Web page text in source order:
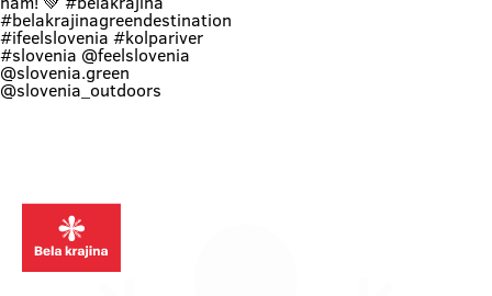
Vinski plac na Mestnem trgu hodiš
od enega vinarja do drugega,
probaš kar ti paše… in da, čisto
normalno je rečt: “še enega” 😄
👉 malo bolj “zares” vodene
degustacije: vino + pogača +
razlaga, Vinski plac (da ne bo
dilema za komentarje: je bulje
rdeče 🍷 al belo 🥂? Označi še
ekipo, s kom prideš 👇
#VinskaVigred #BelaKrajina
#Metlika #SloveniaWine
To so tvoji pomladni pogledi v Beli
krajini! Pusti skrbi na avtocesti in
se pridi zregulirat k nam! 💚
#belakrajina
#belakrajinagreendestination
#ifeelslovenia #kolpariver